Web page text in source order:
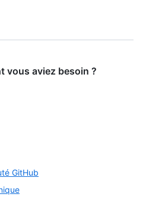
vous aviez besoin ?
GitHub